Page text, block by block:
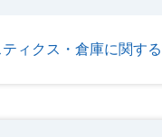
ィクス・倉庫に関す